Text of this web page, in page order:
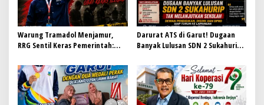
o
s
Warung Tramadol Menjamur,
RRG Sentil Keras Pemerintah:
Darurat Obat Keras Ilegal
Darurat ATS di Garut! Dugaan
Banyak Lulusan SDN 2 Sukahurip
Pendidikan, Disdik dan DPRD Siap
Turun ke Lapangan